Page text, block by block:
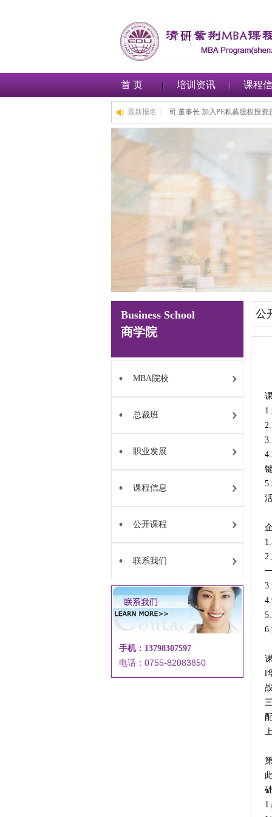
首 页 培训资讯 课程
最新报名：
商管理(MBA)总裁班,1小时前,深圳***金融集团有限公司 董事长 加入PE私募股权
Business School
商学院
MBA院校
总裁班
职业发展
课程信息
公开课程
联系我们
手机：13798307597
电话：0755-82083850
公
l